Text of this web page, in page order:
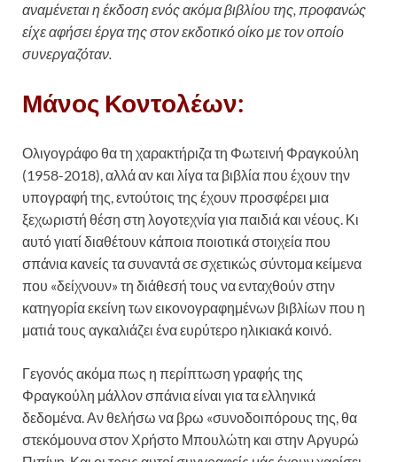
αναμένεται η έκδοση ενός ακόμα βιβλίου της, προφανώς
είχε αφήσει έργα της στον εκδοτικό οίκο με τον οποίο
συνεργαζόταν.
Μάνος Κοντολέων:
Ολιγογράφο θα τη χαρακτήριζα τη Φωτεινή Φραγκούλη
(1958-2018), αλλά αν και λίγα τα βιβλία που έχουν την
υπογραφή της, εντούτοις της έχουν προσφέρει μια
ξεχωριστή θέση στη λογοτεχνία για παιδιά και νέους. Κι
αυτό γιατί διαθέτουν κάποια ποιοτικά στοιχεία που
σπάνια κανείς τα συναντά σε σχετικώς σύντομα κείμενα
που «δείχνουν» τη διάθεσή τους να ενταχθούν στην
κατηγορία εκείνη των εικονογραφημένων βιβλίων που η
ματιά τους αγκαλιάζει ένα ευρύτερο ηλικιακά κοινό.
Γεγονός ακόμα πως η περίπτωση γραφής της
Φραγκούλη μάλλον σπάνια είναι για τα ελληνικά
δεδομένα. Αν θελήσω να βρω «συνοδοιπόρους της, θα
στεκόμουνα στον Χρήστο Μπουλώτη και στην Αργυρώ